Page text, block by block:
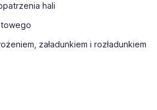
w markecie budowlanym
hali
załadunkiem i rozładunkiem